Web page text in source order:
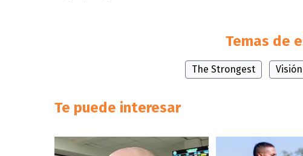
Temas de
The Strongest
Te puede interesar